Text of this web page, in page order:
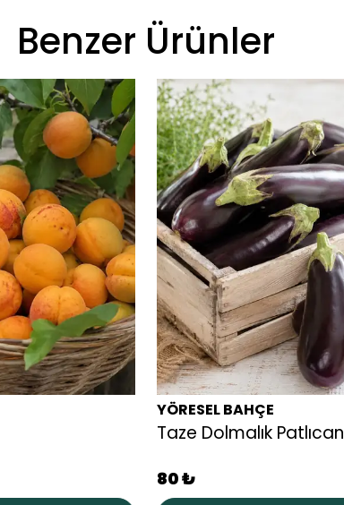
Benzer Ürünler
YÖRESEL BAHÇE
Taze Dolmalık Patlıcan
80 ₺